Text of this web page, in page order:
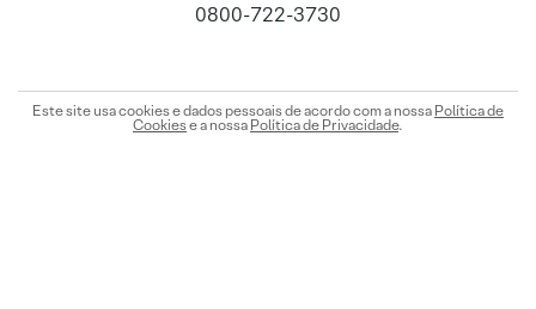
0800-722-3730
Este site usa cookies e dados pessoais de acordo com a nossa Política de
Cookiese a nossa Política de Privacidade.